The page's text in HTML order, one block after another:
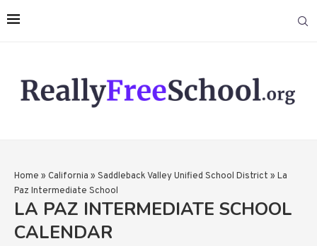
Home » California » Saddleback Valley Unified School District » La
Paz Intermediate School
LA PAZ INTERMEDIATE SCHOOL
CALENDAR